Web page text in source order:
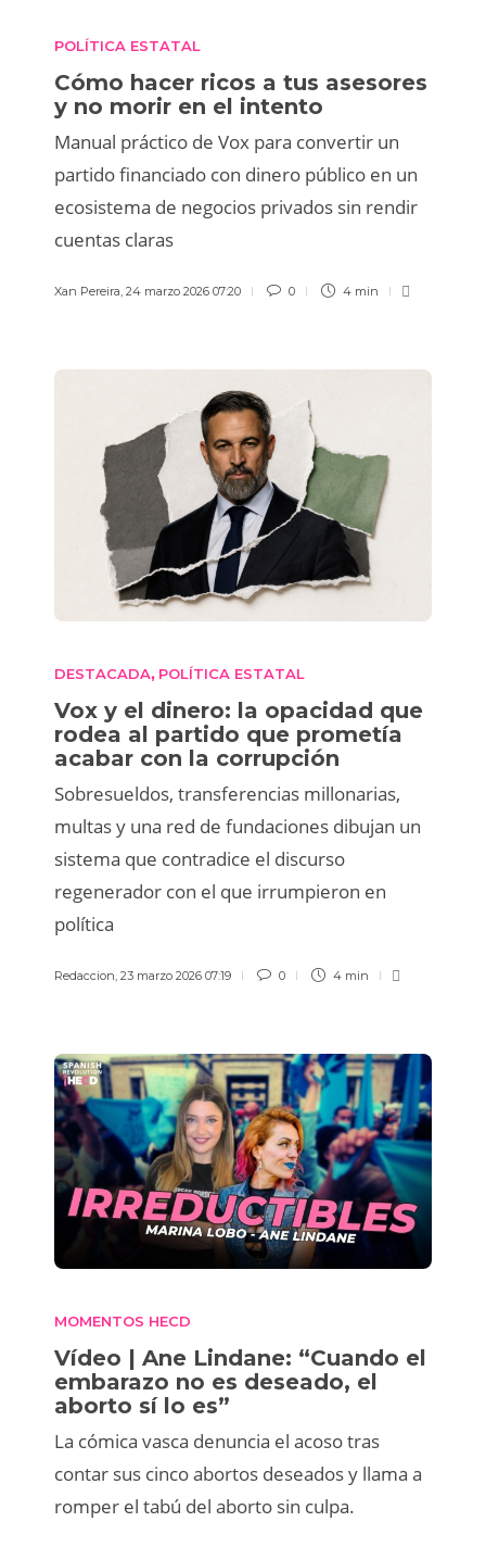
POLÍTICA ESTATAL
Cómo hacer ricos a tus asesores
y no morir en el intento
Manual práctico de Vox para convertir un
partido financiado con dinero público en un
ecosistema de negocios privados sin rendir
cuentas claras
Xan Pereira, 24 marzo 2026 07:20 0 4 min
DESTACADA, POLÍTICA ESTATAL
Vox y el dinero: la opacidad que
rodea al partido que prometía
acabar con la corrupción
Sobresueldos, transferencias millonarias,
multas y una red de fundaciones dibujan un
sistema que contradice el discurso
regenerador con el que irrumpieron en
política
Redaccion, 23 marzo 2026 07:19 0 4 min
MOMENTOS HECD
Vídeo | Ane Lindane: “Cuando el
embarazo no es deseado, el
aborto sí lo es”
La cómica vasca denuncia el acoso tras
contar sus cinco abortos deseados y llama a
romper el tabú del aborto sin culpa.